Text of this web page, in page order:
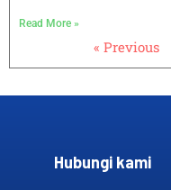
Read More »
« Previous
Hubungi kami​